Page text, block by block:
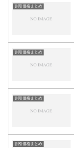
割引価格まとめ
割引価格まとめ
割引価格まとめ
割引価格まとめ